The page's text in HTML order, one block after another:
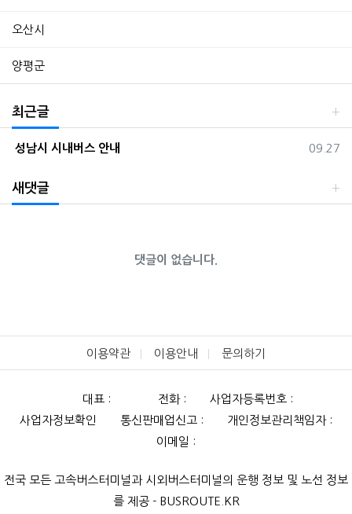
오산시
양평군
최근글
등록일
09.27
성남시 시내버스 안내
새댓글
댓글이 없습니다.
이용약관 이용안내 문의하기
대표 : 전화 :
사업자등록번호 :
사업자정보확인
통신판매업신고 :
개인정보관리책임자 :
이메일 :
전국 모든 고속버스터미널과 시외버스터미널의 운행 정보 및 노선 정보
를 제공 - BUSROUTE.KR